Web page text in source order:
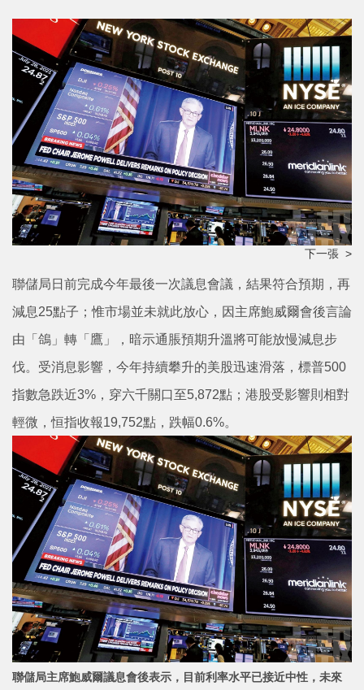
下一張 >
聯儲局日前完成今年最後一次議息會議，結果符合預期，再
減息25點子；惟市場並未就此放心，因主席鮑威爾會後言論
由「鴿」轉「鷹」，暗示通脹預期升溫將可能放慢減息步
伐。受消息影響，今年持續攀升的美股迅速滑落，標普500
指數急跌近3%，穿六千關口至5,872點；港股受影響則相對
輕微，恒指收報19,752點，跌幅0.6%。
聯儲局主席鮑威爾議息會後表示，目前利率水平已接近中性，未來